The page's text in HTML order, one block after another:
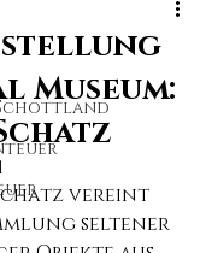
Museum:
vereint
seltener